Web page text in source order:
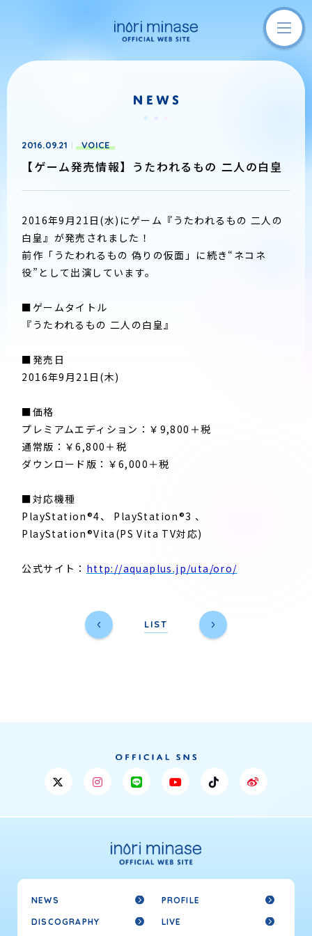
2016.09.21 VOICE
【ゲーム発売情報】うたわれるもの 二人の白皇
2016年9月21日(水)にゲーム『うたわれるもの 二人の
白皇』が発売されました！
前作「うたわれるもの 偽りの仮面」に続き“ネコネ
役”として出演しています。
■ゲームタイトル
『うたわれるもの 二人の白皇』
■発売日
2016年9月21日(木)
■価格
プレミアムエディション：￥9,800 ＋税
通常版：￥6,800 ＋税
ダウンロード版：￥6,000 ＋税
■対応機種
PlayStation®4、 PlayStation®3 、
PlayStation®Vita(PS Vita TV対応)
公式サイト： http://aquaplus.jp/uta/oro/
LIST
NEWS PROFILE
DISCOGRAPHY LIVE